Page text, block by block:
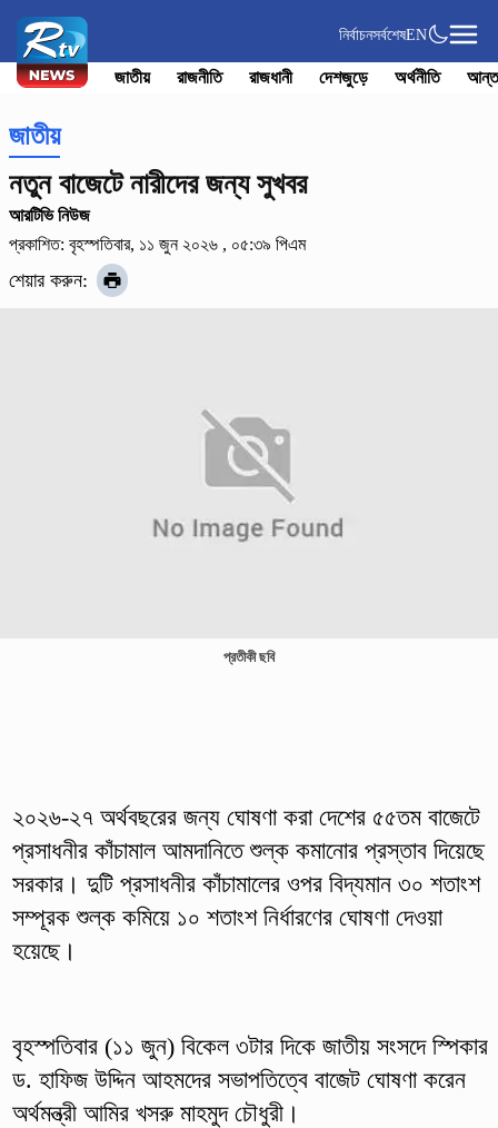
নির্বাচনসর্বশেষEN
জাতীয় রাজনীতি রাজধানী দেশজুড়ে অর্থনীতি
জাতীয়
নতুন বাজেটে নারীদের জন্য সুখবর
আরটিভি নিউজ
প্রকাশিত: বৃহস্পতিবার, ১১ জুন ২০২৬ , ০৫:৩৯ পিএম
শেয়ার করুন:
প্রতীকী ছবি
২০২৬-২৭ অর্থবছরের জন্য ঘোষণা করা দেশের ৫৫তম বাজেটে
প্রসাধনীর কাঁচামাল আমদানিতে শুল্ক কমানোর প্রস্তাব দিয়েছে
সরকার। দুটি প্রসাধনীর কাঁচামালের ওপর বিদ্যমান ৩০ শতাংশ
সম্পূরক শুল্ক কমিয়ে ১০ শতাংশ নির্ধারণের ঘোষণা দেওয়া
হয়েছে।
বৃহস্পতিবার (১১ জুন) বিকেল ৩টার দিকে জাতীয় সংসদে স্পিকার
ড. হাফিজ উদ্দিন আহমদের সভাপতিত্বে বাজেট ঘোষণা করেন
অর্থমন্ত্রী আমির খসরু মাহমুদ চৌধুরী।